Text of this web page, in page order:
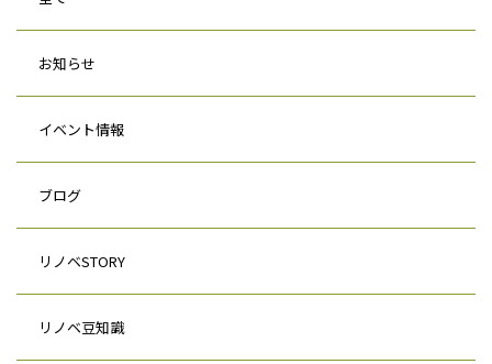
お知らせ
イベント情報
ブログ
リノベSTORY
リノベ豆知識